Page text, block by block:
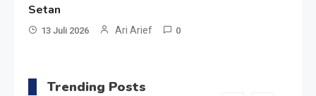
Setan
13 Juli 2026 Ari Arief 0
Trending Posts
Gareng Lebih Sibuk Orasi
Artikel
Melambai, Upaya Ronggeng